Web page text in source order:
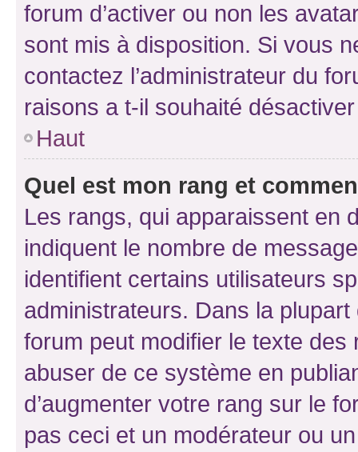
forum d’activer ou non les
sont mis à disposition. Si vous
contactez l’administrateur du
raisons a t-il souhaité
Haut
Quel est mon rang et
Les rangs, qui apparaissent en
indiquent le nombre de
identifient certains utilisateurs
administrateurs. Dans la
forum peut modifier le texte
abuser de ce système en
d’augmenter votre rang sur le
pas ceci et un modérateur ou